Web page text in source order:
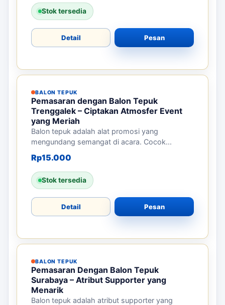
Stok tersedia
Detail Pesan
BALON TEPUK
Pemasaran dengan Balon Tepuk
Trenggalek – Ciptakan Atmosfer Event
yang Meriah
Balon tepuk adalah alat promosi yang
mengundang semangat di acara. Cocok...
Rp15.000
Stok tersedia
Detail Pesan
BALON TEPUK
Pemasaran Dengan Balon Tepuk
Surabaya – Atribut Supporter yang
Menarik
Balon tepuk adalah atribut supporter yang